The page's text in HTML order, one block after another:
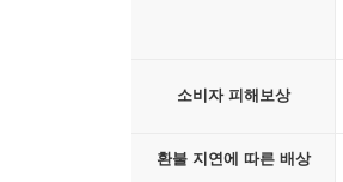
소비자 피해보상
환불 지연에 따른 배상